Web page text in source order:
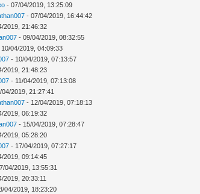
- 07/04/2019, 13:25:09
- 07/04/2019, 16:44:42
2019, 21:46:32
- 09/04/2019, 08:32:55
10/04/2019, 04:09:33
- 10/04/2019, 07:13:57
2019, 21:48:23
- 11/04/2019, 07:13:08
04/2019, 21:27:41
- 12/04/2019, 07:18:13
2019, 06:19:32
- 15/04/2019, 07:28:47
2019, 05:28:20
- 17/04/2019, 07:27:17
2019, 09:14:45
04/2019, 13:55:31
2019, 20:33:11
04/2019, 18:23:20